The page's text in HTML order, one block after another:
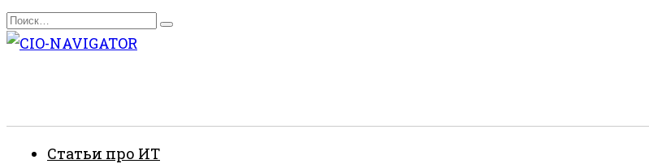
Перейти
к
Search
for:
Статьи про ИТ